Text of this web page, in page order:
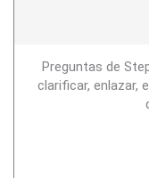
Preguntas de
clarificar, enlazar,